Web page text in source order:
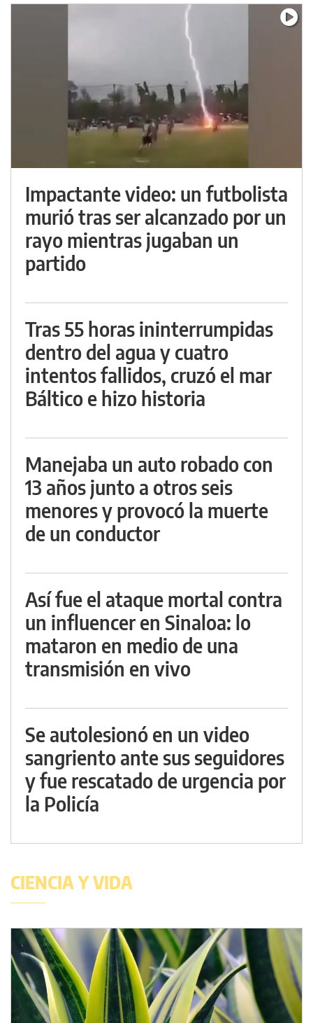
Impactante video: un futbolista
murió tras ser alcanzado por un
rayo mientras jugaban un
partido
Tras 55 horas ininterrumpidas
dentro del agua y cuatro
intentos fallidos, cruzó el mar
Báltico e hizo historia
Manejaba un auto robado con
13 años junto a otros seis
menores y provocó la muerte
de un conductor
Así fue el ataque mortal contra
un influencer en Sinaloa: lo
mataron en medio de una
transmisión en vivo
Se autolesionó en un video
sangriento ante sus seguidores
y fue rescatado de urgencia por
la Policía
CIENCIA Y VIDA